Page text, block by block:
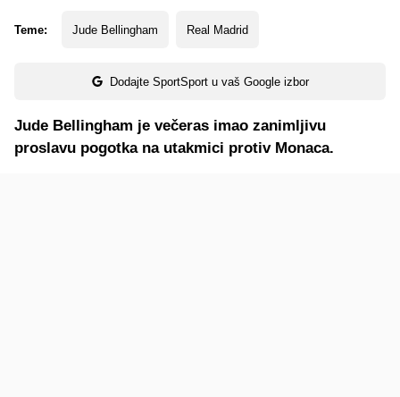
Teme: Jude Bellingham Real Madrid
Dodajte SportSport u vaš Google izbor
Jude Bellingham je večeras imao zanimljivu
proslavu pogotka na utakmici protiv Monaca.